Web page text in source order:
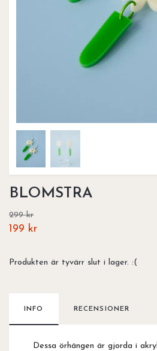
BLOMSTRA
299 kr
199 kr
Produkten är tyvärr slut i lager. :(
INFO RECENSIONER
Dessa örhängen är gjorda i akryl